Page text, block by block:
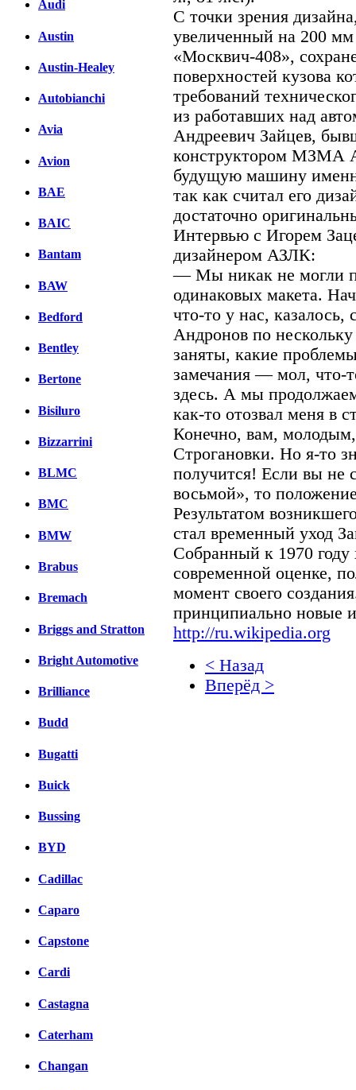
Audi
Austin
Austin-Healey
Autobianchi
Avia
Avion
BAE
BAIC
Bantam
BAW
Bedford
Bentley
Bertone
Bisiluro
Bizzarrini
BLMC
BMC
BMW
Brabus
Bremach
Briggs and Stratton
Bright Automotive
Brilliance
Budd
Bugatti
Buick
Bussing
BYD
Cadillac
Caparo
Capstone
Cardi
Castagna
Caterham
Changan
С точки зрения
увеличенный на 200
«Москвич-408»,
поверхностей кузова
требований
из работавших над
Андреевич Зайцев,
конструктором МЗМА
будущую машину
так как считал его
достаточно
Интервью с Игорем
дизайнером АЗЛК:
— Мы никак не могли
одинаковых макета.
что-то у нас, казалось,
Андронов по
заняты, какие
замечания — мол, что-
здесь. А мы
как-то отозвал меня в
Конечно, вам, молодым,
Строгановки. Но я-то
получится! Если вы не
восьмой», то
Результатом
стал временный уход
Собранный к 1970 году
современной оценке,
момент своего
принципиально новые
http://ru.wikipedia.org
< Назад
Вперёд >